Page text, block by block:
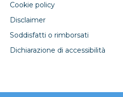
Cookie policy
Disclaimer
Soddisfatti o rimborsati
Dichiarazione di accessibilità